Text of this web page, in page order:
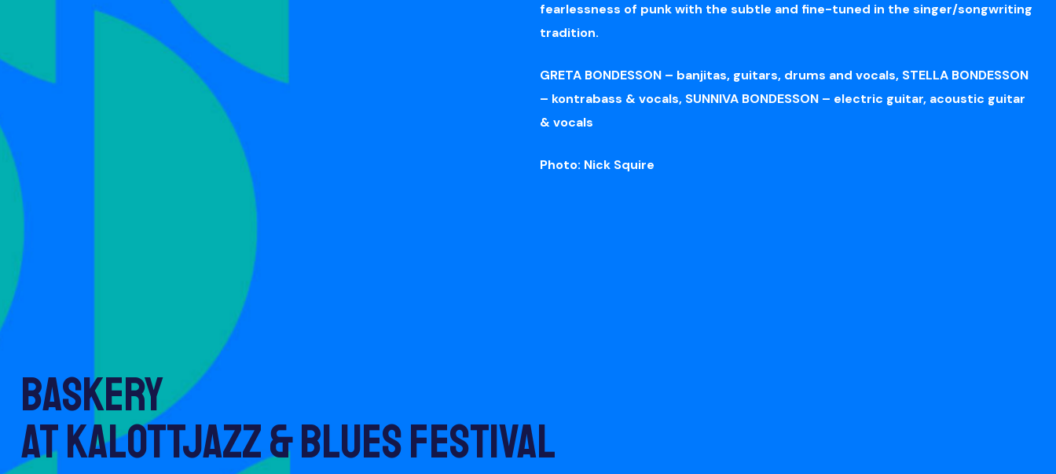
fearlessness of punk with the subtle and fine-tuned in the singer/songwriting
tradition.
GRETA BONDESSON – banjitas, guitars, drums and vocals, STELLA BONDESSON
– kontrabass & vocals, SUNNIVA BONDESSON – electric guitar, acoustic guitar
& vocals
Photo: Nick Squire
Baskery
at Kalottjazz & Blues festival